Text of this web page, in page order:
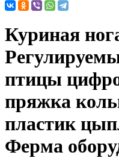
Куриная
птицы
пряжка
пластик
Ферма